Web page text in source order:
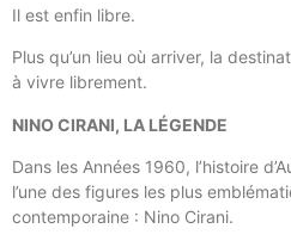
Il est enfin libre.
Plus qu’un lieu où arriver, la
à vivre librement.
NINO CIRANI, LA LÉGENDE
Dans les Années 1960, l’histoire
l’une des figures les plus
contemporaine : Nino Cirani.